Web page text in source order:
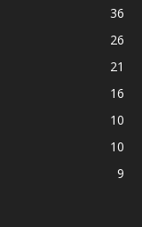
36
26
21
16
10
10
9